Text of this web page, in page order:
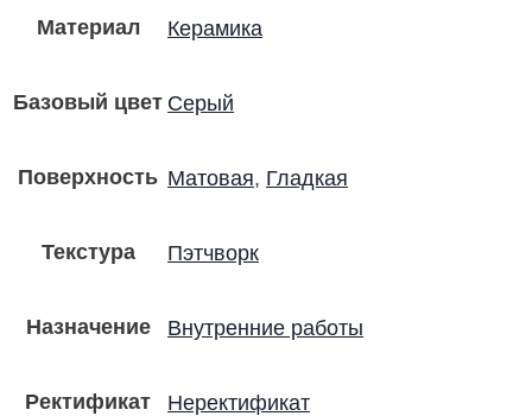
Материал Керамика
Базовый цвет Серый
Поверхность Матовая, Гладкая
Текстура Пэтчворк
Назначение Внутренние работы
Ректификат Неректификат